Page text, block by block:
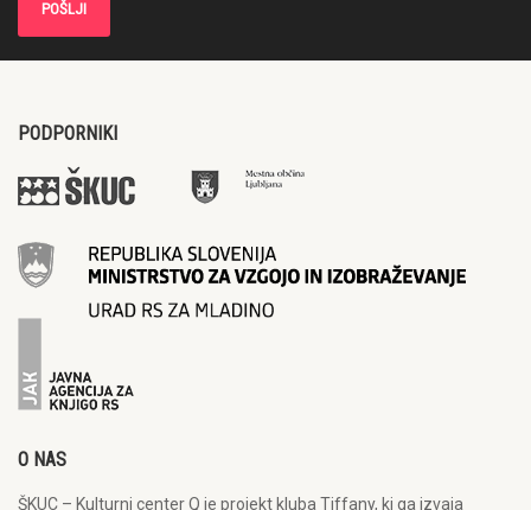
PODPORNIKI
O NAS
ŠKUC – Kulturni center Q je projekt kluba Tiffany, ki ga izvaja